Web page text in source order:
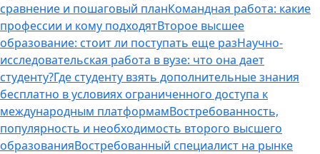
сравнение и пошаговый планКомандная работа: какие
профессии и кому подходятВторое высшее
образование: стоит ли поступать еще разНаучно-
исследовательская работа в вузе: что она дает
студенту?Где студенту взять дополнительные знания
бесплатно в условиях ограниченного доступа к
международным платформамВостребованность,
популярность и необходимость второго высшего
образованияВостребованный специалист на рынке